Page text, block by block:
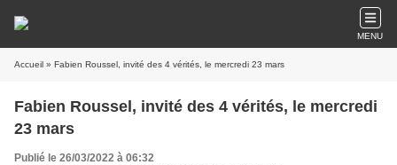
MENU
Accueil » Fabien Roussel, invité des 4 vérités, le mercredi 23 mars
Fabien Roussel, invité des 4 vérités, le mercredi
23 mars
Publié le 26/03/2022 à 06:32